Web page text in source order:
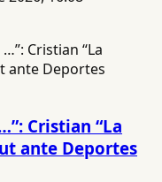
Cristian “La
ante Deportes